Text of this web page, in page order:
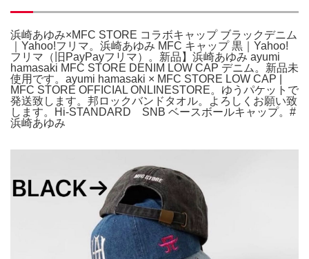
浜崎あゆみ×MFC STORE コラボキャップ ブラックデニム
｜Yahoo!フリマ。浜崎あゆみ MFC キャップ 黒｜Yahoo!
フリマ（旧PayPayフリマ）。新品】浜崎あゆみ ayumi
hamasaki MFC STORE DENIM LOW CAP デニム。新品未
使用です。ayumi hamasaki × MFC STORE LOW CAP |
MFC STORE OFFICIAL ONLINESTORE。ゆうパケットで
発送致します。邦ロックバンドタオル。よろしくお願い致
します。Hi-STANDARD SNB ベースボールキャップ。#
浜崎あゆみ